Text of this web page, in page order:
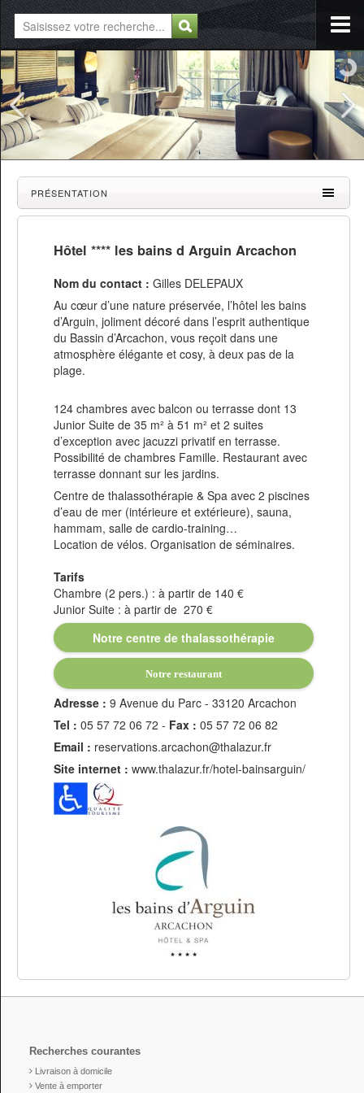
PRÉSENTATION
Hôtel **** les bains d Arguin Arcachon
Nom du contact : Gilles DELEPAUX
Au cœur d’une nature préservée, l’hôtel les bains
d’Arguin, joliment décoré dans l’esprit authentique
du Bassin d’Arcachon, vous reçoit dans une
atmosphère élégante et cosy, à deux pas de la
plage.
124 chambres avec balcon ou terrasse dont 13
Junior Suite de 35 m² à 51 m² et 2 suites
d’exception avec jacuzzi privatif en terrasse.
Possibilité de chambres Famille. Restaurant avec
terrasse donnant sur les jardins.
Centre de thalassothérapie & Spa avec 2 piscines
d’eau de mer (intérieure et extérieure), sauna,
hammam, salle de cardio-training…
Location de vélos. Organisation de séminaires.
Tarifs
Chambre (2 pers.) : à partir de 140 €
Junior Suite : à partir de 270 €
Notre centre de thalassothérapie
Notre restaurant
Adresse : 9 Avenue du Parc - 33120 Arcachon
Tel : 05 57 72 06 72 - Fax : 05 57 72 06 82
Email : reservations.arcachon@thalazur.fr
Site internet : www.thalazur.fr/hotel-bainsarguin/
Recherches courantes
Livraison à domicile
Vente à emporter